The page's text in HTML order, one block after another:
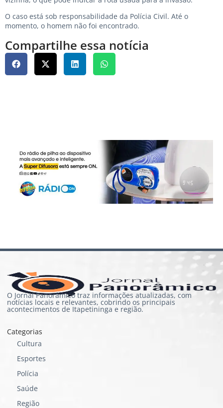
O caso está sob responsabilidade da Polícia Civil. Até o
momento, o homem não foi encontrado.
Compartilhe essa notícia
O Jornal Panorâmico traz informações atualizadas, com
notícias locais e relevantes, cobrindo os principais
acontecimentos de Itapetininga e região.
Categorias
Cultura
Esportes
Polícia
Saúde
Região